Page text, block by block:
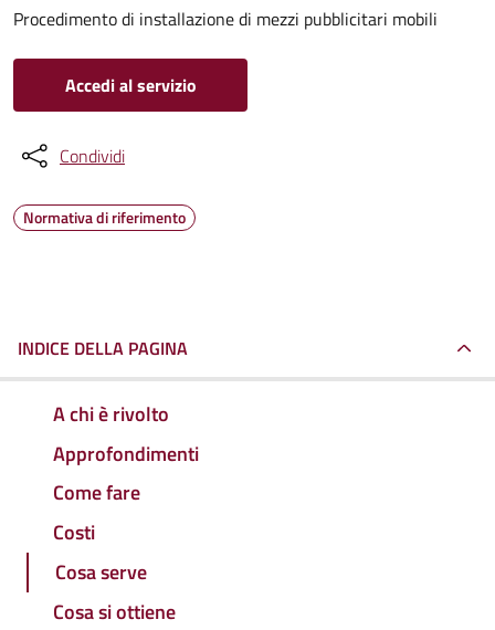
Procedimento di installazione di mezzi pubblicitari mobili
Accedi al servizio
Condividi
Normativa di riferimento
INDICE DELLA PAGINA
A chi è rivolto
Approfondimenti
Come fare
Costi
Cosa serve
Cosa si ottiene